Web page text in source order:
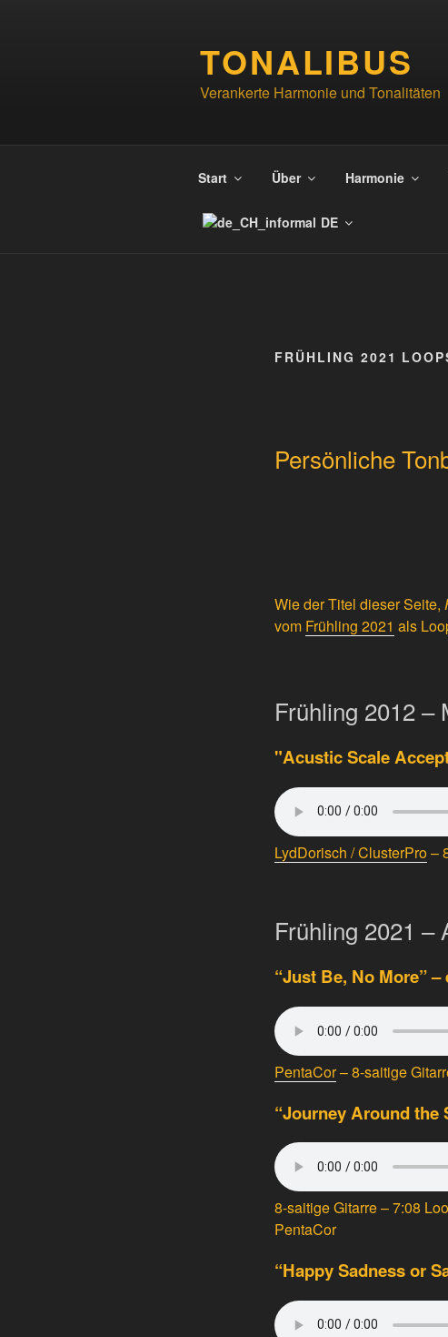
TONALIBUS
Verankerte Harmonie und Tonalitäten
Start Über Harmonie
DE
FRÜHLING 2021
Persönliche
Wie der Titel dieser Seite,
vom Frühling 2021 als
Frühling 2012 –
"Acustic Scale
LydDorisch / ClusterPro–
Frühling 2021 –
“Just Be, No More”
PentaCor– 8-saitige
“Journey Around the
8-saitige Gitarre – 7:08
PentaCor
“Happy Sadness or